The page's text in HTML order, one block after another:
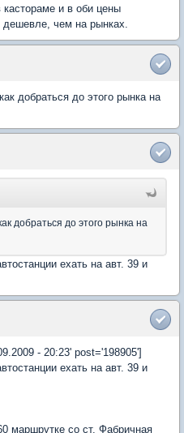
и в оби цены
чем на рынках.
добраться до этого рынка на
добраться до этого рынка на
ехать на авт. 39 и
- 20:23' post='198905']
ехать на авт. 39 и
маршрутке со ст. Фабричная